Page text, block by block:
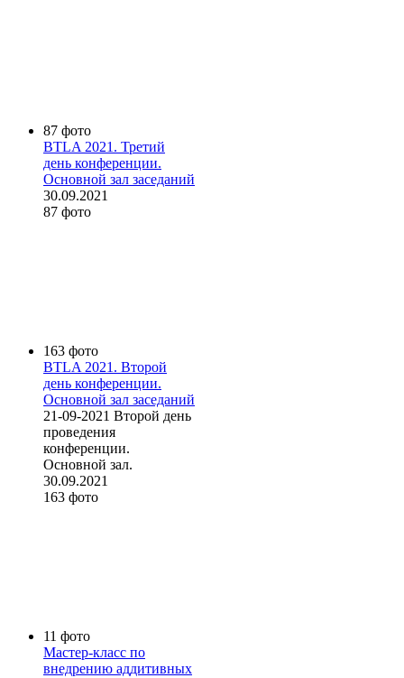
87 фото
BTLA 2021. Третий
день конференции.
Основной зал заседаний
30.09.2021
87 фото
163 фото
BTLA 2021. Второй
день конференции.
Основной зал заседаний
21-09-2021 Второй день
проведения
конференции.
Основной зал.
30.09.2021
163 фото
11 фото
Мастер-класс по
внедрению аддитивных